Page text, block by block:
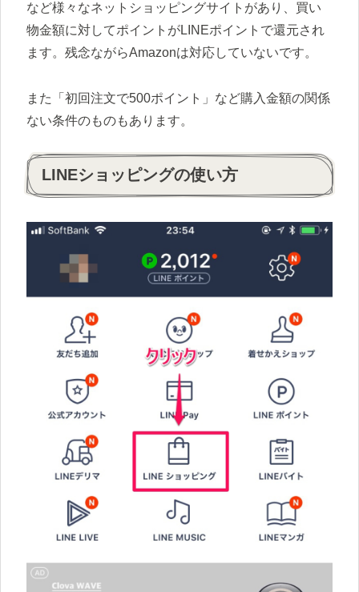
など様々なネットショッピングサイトがあり、買い
物金額に対してポイントがLINEポイントで還元され
ます。残念ながらAmazonは対応していないです。
また「初回注文で500ポイント」など購入金額の関係
ない条件のものもあります。
LINEショッピングの使い方